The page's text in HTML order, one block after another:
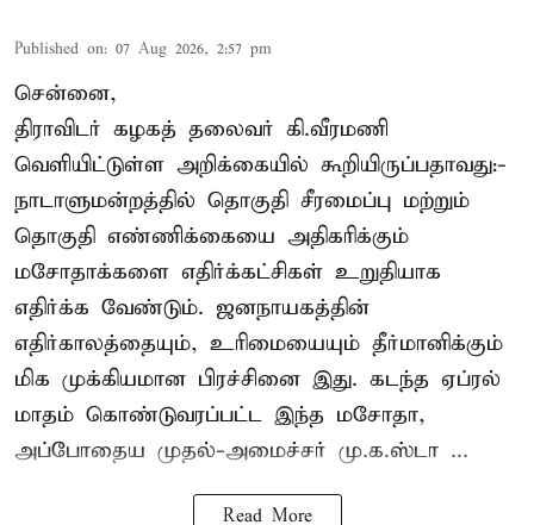
Published on: 07 Aug 2026, 2:57 pm
சென்னை,
திராவிடர் கழகத் தலைவர் கி.வீரமணி
வெளியிட்டுள்ள அறிக்கையில் கூறியிருப்பதாவது:-
நாடாளுமன்றத்தில் தொகுதி சீரமைப்பு மற்றும்
தொகுதி எண்ணிக்கையை அதிகரிக்கும்
மசோதாக்களை எதிர்க்கட்சிகள் உறுதியாக
எதிர்க்க வேண்டும். ஜனநாயகத்தின்
எதிர்காலத்தையும், உரிமையையும் தீர்மானிக்கும்
மிக முக்கியமான பிரச்சினை இது. கடந்த ஏப்ரல்
மாதம் கொண்டுவரப்பட்ட இந்த மசோதா,
அப்போதைய முதல்-அமைச்சர் மு.க.ஸ்டா ...
Read More